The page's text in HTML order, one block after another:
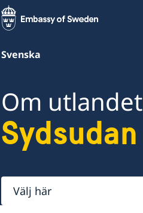
Svenska
Om utlandet
Sydsudan
Välj
här